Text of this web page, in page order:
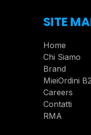
SITE
Home
Chi Siamo
Brand
MieiOrdini
Careers
Contatti
RMA